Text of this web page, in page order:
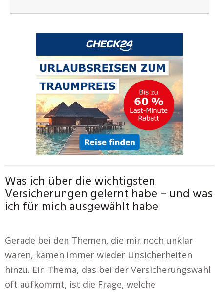
Was ich über die wichtigsten
Versicherungen gelernt habe – und was
ich für mich ausgewählt habe
Gerade bei den Themen, die mir noch unklar
waren, kamen immer wieder Unsicherheiten
hinzu. Ein Thema, das bei der Versicherungswahl
oft aufkommt, ist die Frage, welche